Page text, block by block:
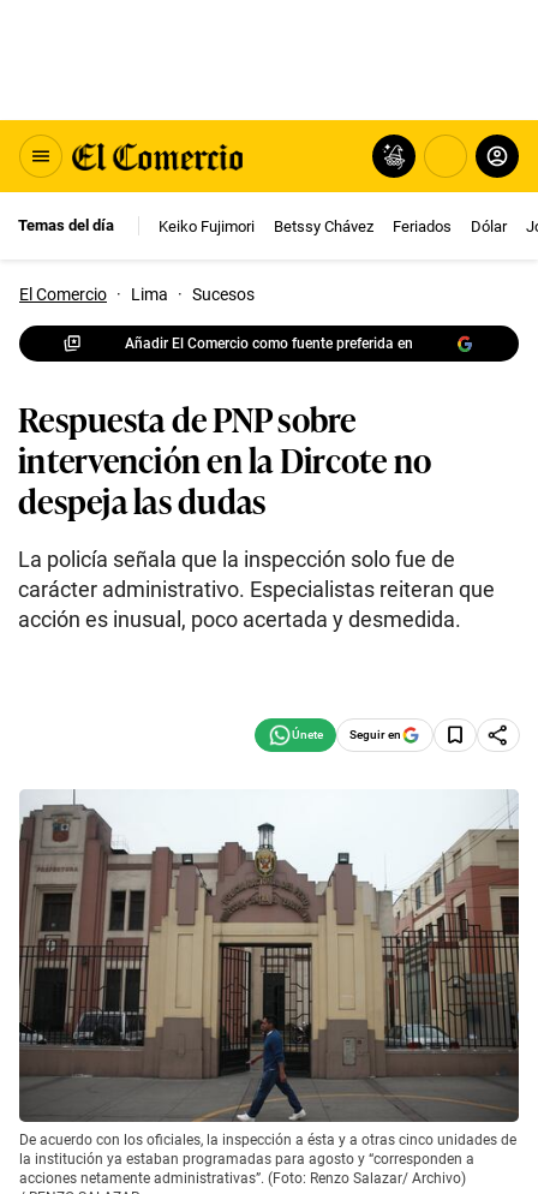
Temas del día Keiko Fujimori Betssy Chávez Feriados Dólar
El Comercio · Lima · Sucesos
Añadir El Comercio como fuente preferida en
Respuesta de PNP sobre
intervención en la Dircote no
despeja las dudas
La policía señala que la inspección solo fue de
carácter administrativo. Especialistas reiteran que
acción es inusual, poco acertada y desmedida.
Seguir en
De acuerdo con los oficiales, la inspección a ésta y a otras cinco unidades de
la institución ya estaban programadas para agosto y “corresponden a
acciones netamente administrativas”. (Foto: Renzo Salazar/ Archivo)